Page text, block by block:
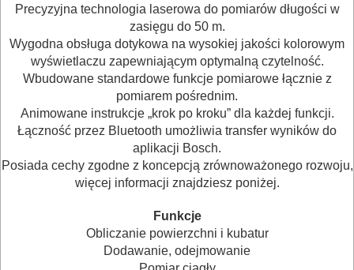
GLAZURNICZE
AKCESORIA
MASZYNKI
URZĄDZENIA
BUDOWLANE
NARZĘDZIA
BRUKARSKIE
OBRÓBKA
Precyzyjna technologia laserowa do pomiarów długości w
zasięgu do 50 m.
Wygodna obsługa dotykowa na wysokiej jakości kolorowym
wyświetlaczu zapewniającym optymalną czytelność.
Wbudowane standardowe funkcje pomiarowe łącznie z
pomiarem pośrednim.
Animowane instrukcje „krok po kroku” dla każdej funkcji.
Łączność przez Bluetooth umożliwia transfer wyników do
aplikacji Bosch.
Posiada cechy zgodne z koncepcją zrównoważonego rozwoju,
więcej informacji znajdziesz poniżej.
Funkcje
Obliczanie powierzchni i kubatur
Dodawanie, odejmowanie